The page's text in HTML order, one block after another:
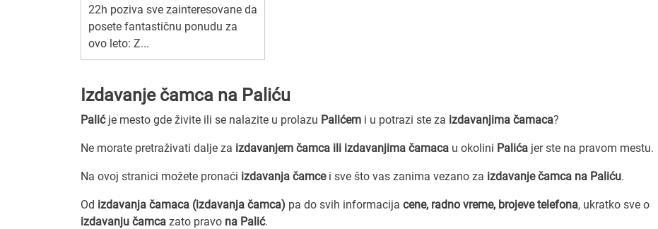
22h poziva sve zainteresovane da
posete fantastičnu ponudu za
ovo leto: Z...
Izdavanje čamca na Paliću
Palićje mesto gde živite ili se nalazite u prolazu Palićem i u potrazi ste za izdavanjima čamaca?
Ne morate pretraživati dalje za izdavanjem čamca ili izdavanjima čamaca u okolini Palića jer ste na pravom mestu.
Na ovoj stranici možete pronaći izdavanja čamcei sve što vas zanima vezano za izdavanje čamca na Paliću.
Od izdavanja čamaca (izdavanja čamca) pa do svih informacija cene, radno vreme, brojeve telefona, ukratko sve o
izdavanju čamca zato pravo na Palić.